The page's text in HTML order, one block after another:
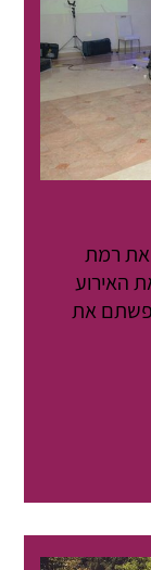
את רמת
האירוע
את